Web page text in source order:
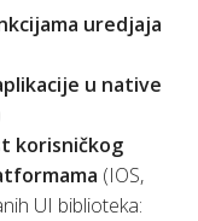
uredjaja
u native
korisničkog
(IOS,
UI biblioteka: